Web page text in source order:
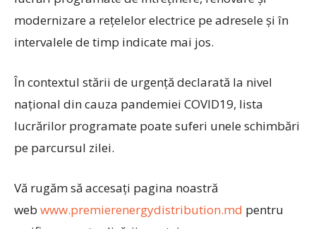
modernizare a rețelelor electrice pe adresele și în
intervalele de timp indicate mai jos.
În contextul stării de urgență declarată la nivel
național din cauza pandemiei COVID19, lista
lucrărilor programate poate suferi unele schimbări
pe parcursul zilei.
Vă rugăm să accesați pagina noastră
web www.premierenergydistribution.md pentru